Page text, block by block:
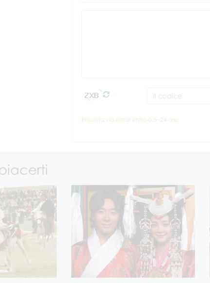
Risposta via email entro 0,5~24 ore.